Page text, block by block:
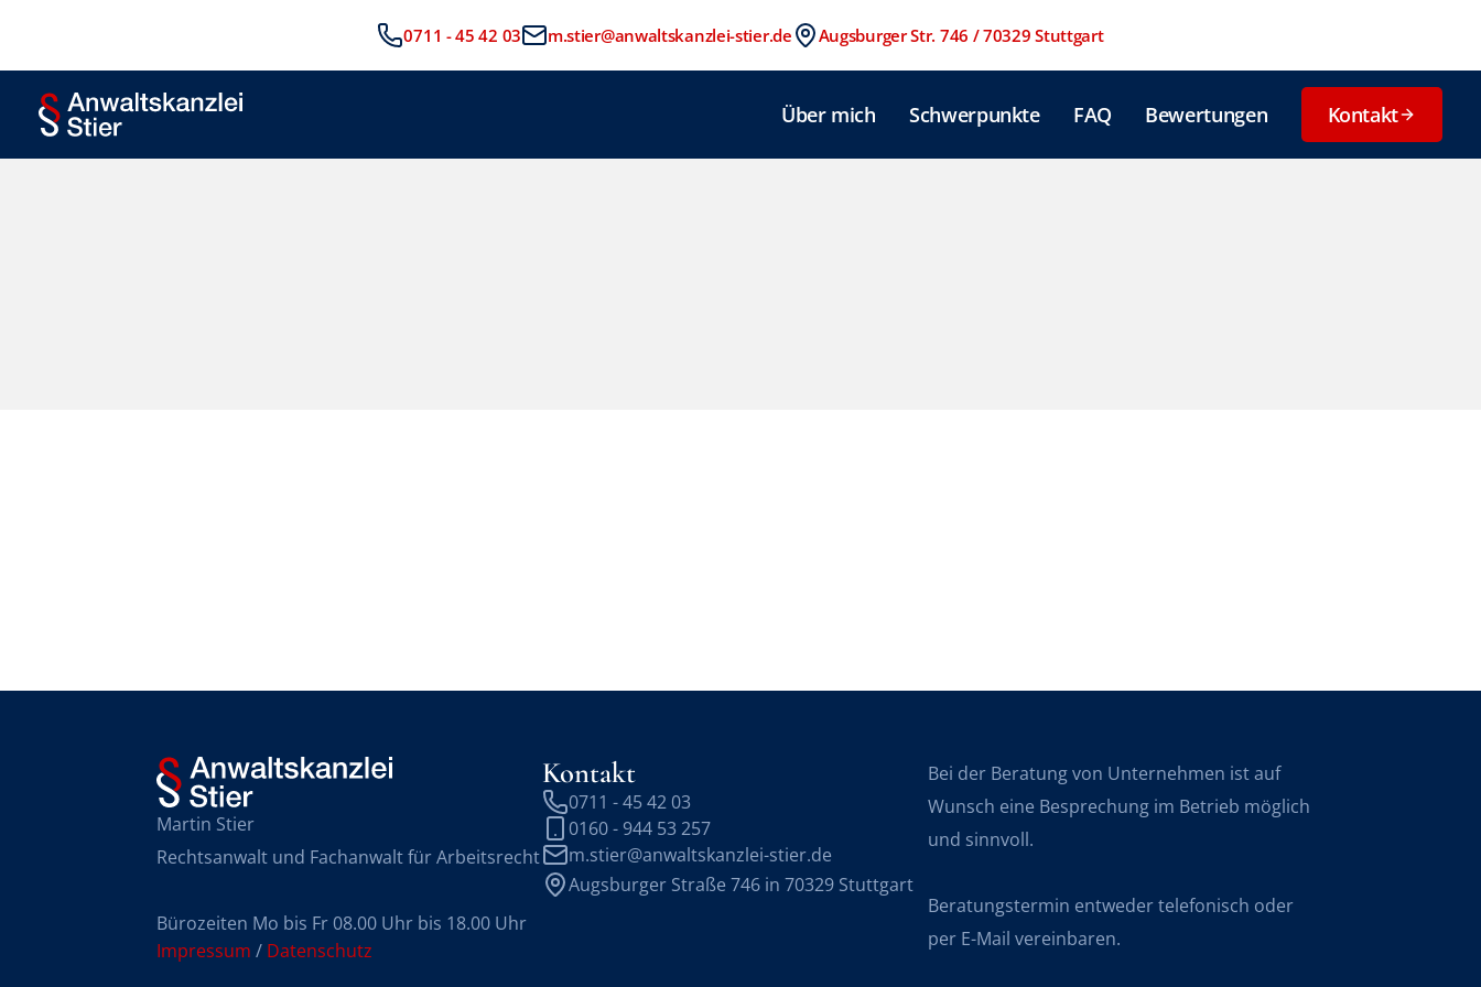
0711 - 45 42 03 m.stier@anwaltskanzlei-stier.de Augsburger Str. 746 / 70329 Stuttgart
Über mich Schwerpunkte FAQ Bewertungen Kontakt
Martin Stier
Rechtsanwalt und Fachanwalt für Arbeitsrecht
Bürozeiten Mo bis Fr 08.00 Uhr bis 18.00 Uhr
Impressum / Datenschutz
Kontakt
0711 - 45 42 03
0160 - 944 53 257
m.stier@anwaltskanzlei-stier.de
Augsburger Straße 746 in 70329 Stuttgart
Bei der Beratung von Unternehmen ist auf
Wunsch eine Besprechung im Betrieb möglich
und sinnvoll.
Beratungstermin entweder telefonisch oder
per E-Mail vereinbaren.